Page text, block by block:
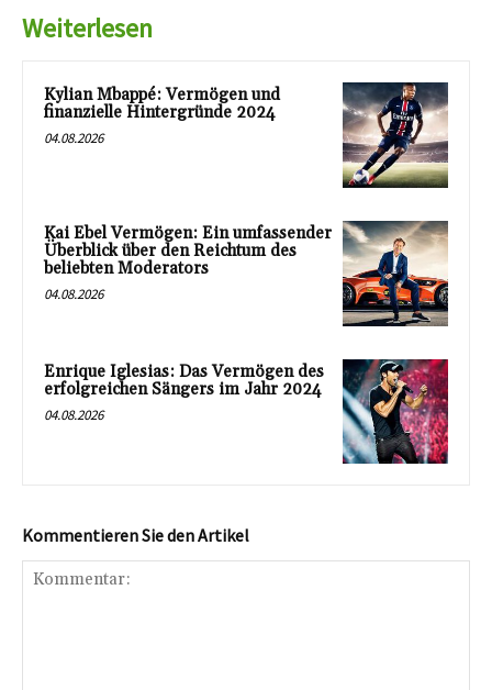
Weiterlesen
Kylian Mbappé: Vermögen und
finanzielle Hintergründe 2024
04.08.2026
Kai Ebel Vermögen: Ein umfassender
Überblick über den Reichtum des
beliebten Moderators
04.08.2026
Enrique Iglesias: Das Vermögen des
erfolgreichen Sängers im Jahr 2024
04.08.2026
Kommentieren Sie den Artikel